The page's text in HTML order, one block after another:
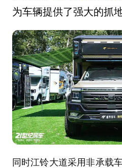
为车辆提供了强大的抓
同时江铃大道采用非承载